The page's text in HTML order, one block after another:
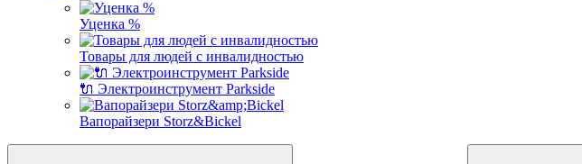
Уценка %
Товары для людей с инвалидностью
🔌 Электроинструмент Parkside
Вапорайзери Storz&Bickel